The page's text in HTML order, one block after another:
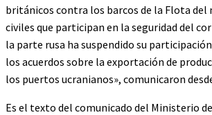
británicos contra los barcos de la Flota del
civiles que participan en la seguridad del
la parte rusa ha suspendido su
los acuerdos sobre la exportación de
los puertos ucranianos», comunicaron
Es el texto del comunicado del Ministerio